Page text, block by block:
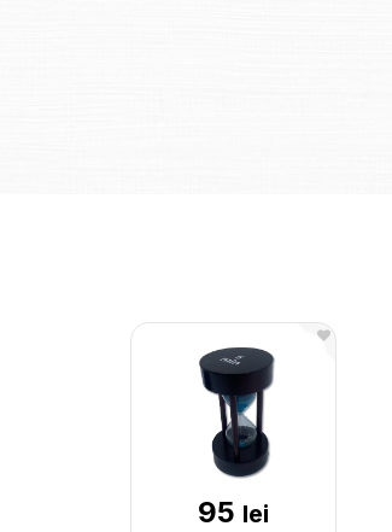
95 lei